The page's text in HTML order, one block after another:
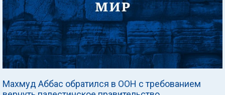
Махмуд Аббас обратился в ООН с требованием